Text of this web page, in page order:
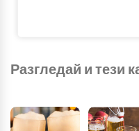
Разгледай и тези